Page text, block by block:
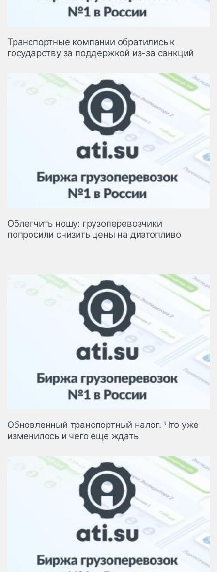
Транспортные компании обратились к
государству за поддержкой из-за санкций
Облегчить ношу: грузоперевозчики
попросили снизить цены на дизтопливо
Обновленный транспортный налог. Что уже
изменилось и чего еще ждать